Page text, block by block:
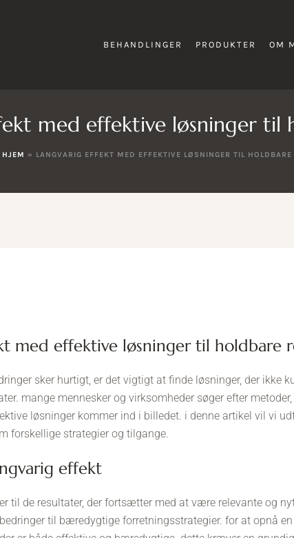
BEHANDLINGER PRODUKTER OM
med effektive løsninger til
HJEM » LANGVARIG EFFEKT MED EFFEKTIVE LØSNINGER TIL HOLDBARE
med effektive løsninger til holdbare
sker hurtigt, er det vigtigt at finde løsninger, der ikke
mange mennesker og virksomheder søger efter
løsninger kommer ind i billedet. i denne artikel vil vi
forskellige strategier og tilgange.
effekt
til de resultater, der fortsætter med at være relevante og
til bæredygtige forretningsstrategier. for at opnå